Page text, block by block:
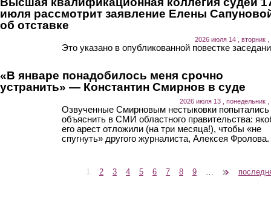
июля рассмотрит заявление Елены
об отставке
2026 июля 14 , вторник ,
Это указано в опубликованной повестке
«В январе понадобилось меня срочно
устранить» — Константин Смирнов в суде
2026 июля 13 , понедельник ,
Озвученные Смирновым нестыковки попытались
объяснить в СМИ областного правительства:
его арест отложили (на три месяца!), чтобы «не
спугнуть» другого журналиста, Алексея Фролова.
1 2 3 4 5 6 7 8 9